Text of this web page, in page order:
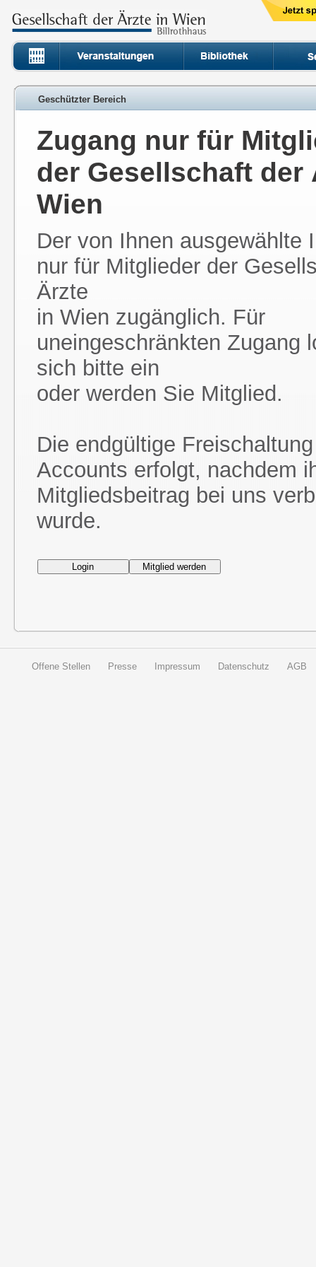
Geschützter Bereich
Zugang nur für
der Gesellschaft der
Wien
Der von Ihnen ausgewählte
nur für Mitglieder der
Ärzte
in Wien zugänglich. Für
uneingeschränkten Zugang
sich bitte ein
oder werden Sie Mitglied.
Die endgültige
Accounts erfolgt, nachdem
Mitgliedsbeitrag bei uns
wurde.
Offene Stellen Presse Impressum Datenschutz AGB